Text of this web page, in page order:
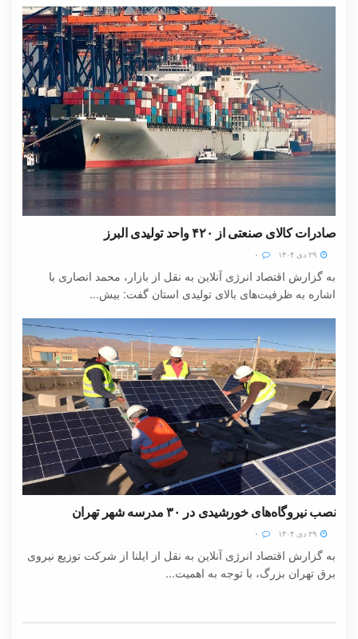
صادرات کالای صنعتی از ۴۲۰ واحد تولیدی البرز
به گزارش اقتصاد انرژی آنلاین به نقل از بازار، محمد انصاری با
اشاره به ظرفیت‌های بالای تولیدی استان گفت: بیش...
نصب نیروگاه‌های خورشیدی در ۳۰ مدرسه شهر تهران
به گزارش اقتصاد انرژی آنلاین به نقل از ایلنا از شرکت توزیع نیروی
برق تهران بزرگ، با توجه به اهمیت...